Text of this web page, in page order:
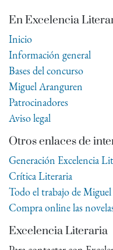
En Excelencia
Inicio
Información general
Bases del concurso
Miguel Aranguren
Patrocinadores
Aviso legal
Otros enlaces de
Generación Excelencia
Crítica Literaria
Todo el trabajo de
Compra online las
Excelencia Literaria